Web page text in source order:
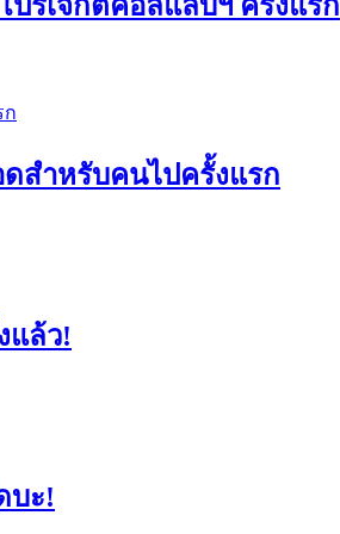
ดสำหรับคนไปครั้งแรก
แล้ว!
บะ!